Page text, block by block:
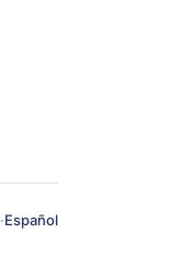
·Español